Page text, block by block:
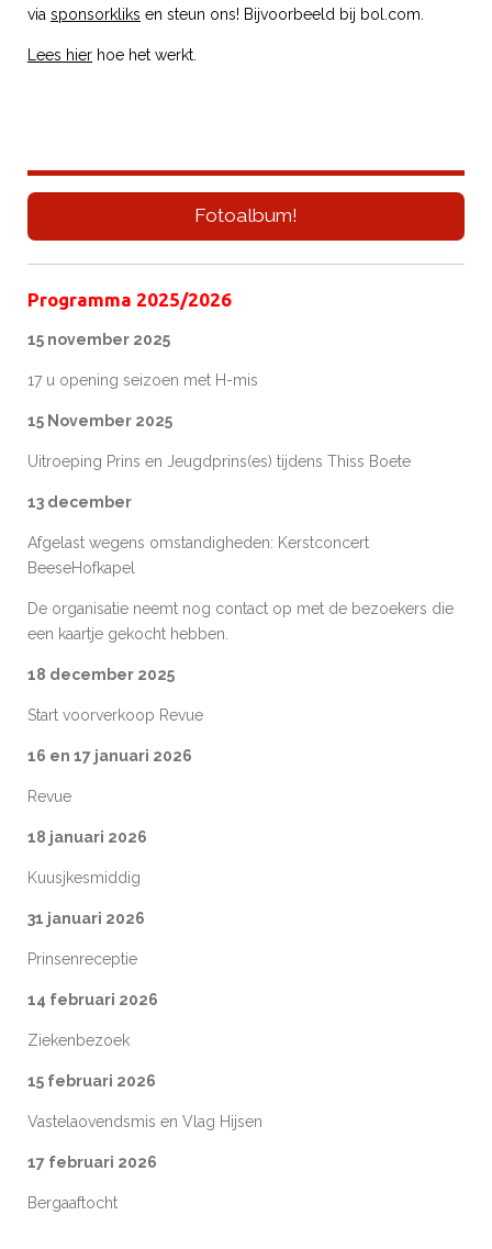
via sponsorkliks en steun ons! Bijvoorbeeld bij bol.com.
Lees hier hoe het werkt.
Fotoalbum!
Programma 2025/2026
15 november 2025
17 u opening seizoen met H-mis
15 November 2025
Uitroeping Prins en Jeugdprins(es) tijdens Thiss Boete
13 december
Afgelast wegens omstandigheden: Kerstconcert
BeeseHofkapel
De organisatie neemt nog contact op met de bezoekers die
een kaartje gekocht hebben.
18 december 2025
Start voorverkoop Revue
16 en 17 januari 2026
Revue
18 januari 2026
Kuusjkesmiddig
31 januari 2026
Prinsenreceptie
14 februari 2026
Ziekenbezoek
15 februari 2026
Vastelaovendsmis en Vlag Hijsen
17 februari 2026
Bergaaftocht